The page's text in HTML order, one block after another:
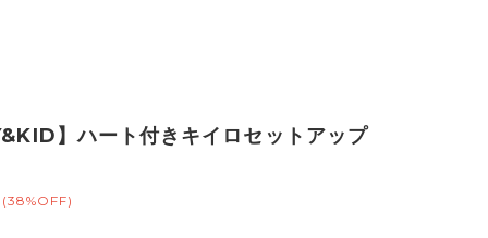
】ハート付きキイロセットアップ
(38%OFF)